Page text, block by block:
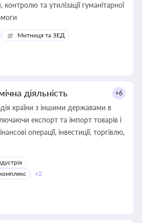
та утилізації гуманітарної
Митниця та ЗЕД
діяльність +6
країни з іншими державами в
експорт та імпорт товарів і
операції, інвестиції, торгівлю,
+2